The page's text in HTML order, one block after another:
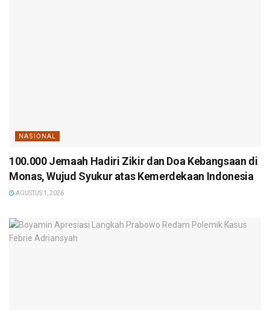
NASIONAL
100.000 Jemaah Hadiri Zikir dan Doa Kebangsaan di
Monas, Wujud Syukur atas Kemerdekaan Indonesia
AGUSTUS 1, 2026